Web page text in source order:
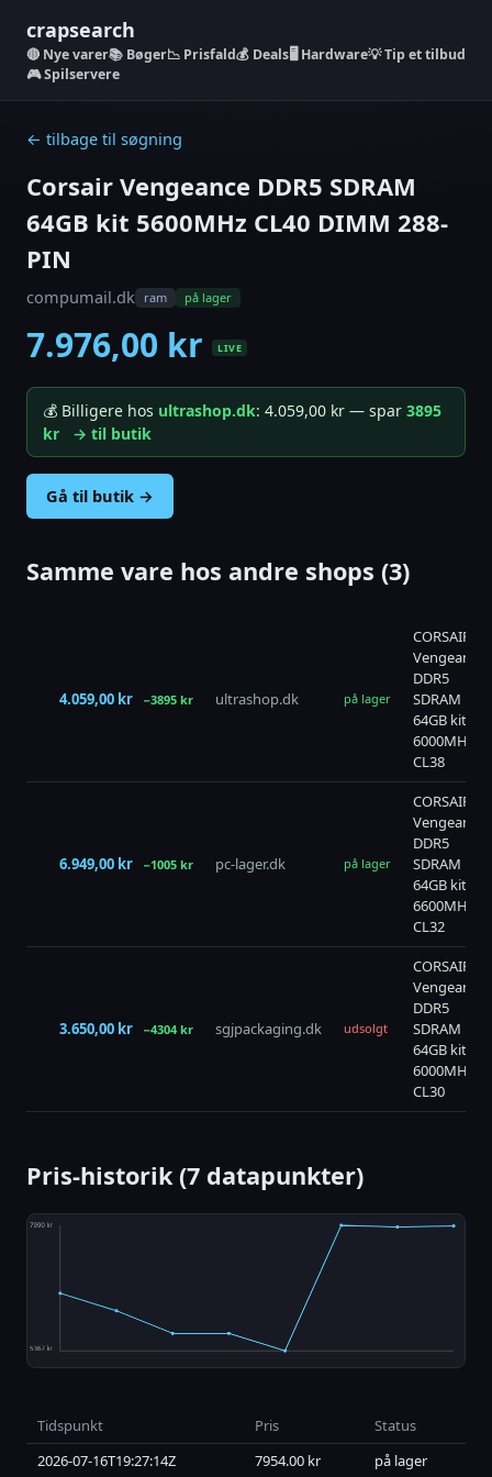
crapsearch
Nye varer📚 Bøger📉 Prisfald💰 Deals🖥️ Hardware💡 Tip et tilbud
🎮 Spilservere
← tilbage til søgning
Corsair Vengeance DDR5 SDRAM
64GB kit 5600MHz CL40 DIMM 288-
PIN
compumail.dk ram på lager
7.976,00 kr LIVE
💰 Billigere hos ultrashop.dk: 4.059,00 kr — spar 3895
kr
→ til butik
Gå til butik →
Samme vare hos andre shops (3)
4.059,00 kr −3895 kr ultrashop.dk på lager
CORSAIR
Vengeance
DDR5
SDRAM
64GB kit
6000MHz
CL38
6.949,00 kr −1005 kr pc-lager.dk på lager
CORSAIR
Vengeance
DDR5
SDRAM
64GB kit
6600MHz
CL32
3.650,00 kr −4304 kr sgjpackaging.dk udsolgt
CORSAIR
Vengeance
DDR5
SDRAM
64GB kit
6000MHz
CL30
Pris-historik (7 datapunkter)
Tidspunkt Pris
Status
2026-07-16T19:27:14Z
7954.00 kr på lager